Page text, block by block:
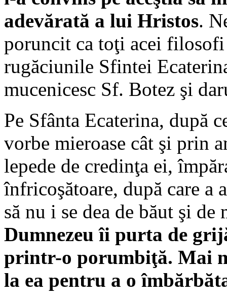
adevărată a lui Hristos.
poruncit ca toţi acei
rugăciunile Sfintei
mucenicesc Sf. Botez şi
Pe Sfânta Ecaterina, după
vorbe mieroase cât şi prin
lepede de credinţa ei,
înfricoşătoare, după care a
să nu i se dea de băut şi de
Dumnezeu îi purta de
printr-o porumbiţă. Mai
la ea pentru a o